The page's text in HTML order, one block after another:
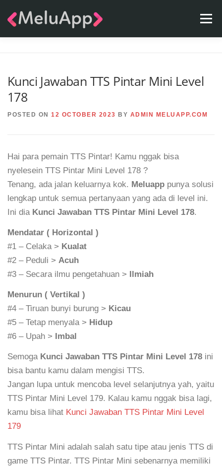
Menu
Kunci Jawaban TTS Pintar Mini Level
178
POSTED ON 12 OCTOBER 2023 BY ADMIN MELUAPP.COM
Hai para pemain TTS Pintar! Kamu nggak bisa
nyelesein TTS Pintar Mini Level 178 ?
Tenang, ada jalan keluarnya kok. Meluapp punya solusi
lengkap untuk semua pertanyaan yang ada di level ini.
Ini dia Kunci Jawaban TTS Pintar Mini Level 178.
Mendatar ( Horizontal )
#1 – Celaka > Kualat
#2 – Peduli > Acuh
#3 – Secara ilmu pengetahuan > Ilmiah
Menurun ( Vertikal )
#4 – Tiruan bunyi burung > Kicau
#5 – Tetap menyala > Hidup
#6 – Upah >
Imbal
Semoga Kunci Jawaban TTS Pintar Mini Level 178 ini
bisa bantu kamu dalam mengisi TTS.
Jangan lupa untuk mencoba level selanjutnya yah, yaitu
TTS Pintar Mini Level 179. Kalau kamu nggak bisa lagi,
kamu bisa lihat Kunci Jawaban TTS Pintar Mini Level
179
TTS Pintar Mini adalah salah satu tipe atau jenis TTS di
game TTS Pintar. TTS Pintar Mini sebenarnya memiliki